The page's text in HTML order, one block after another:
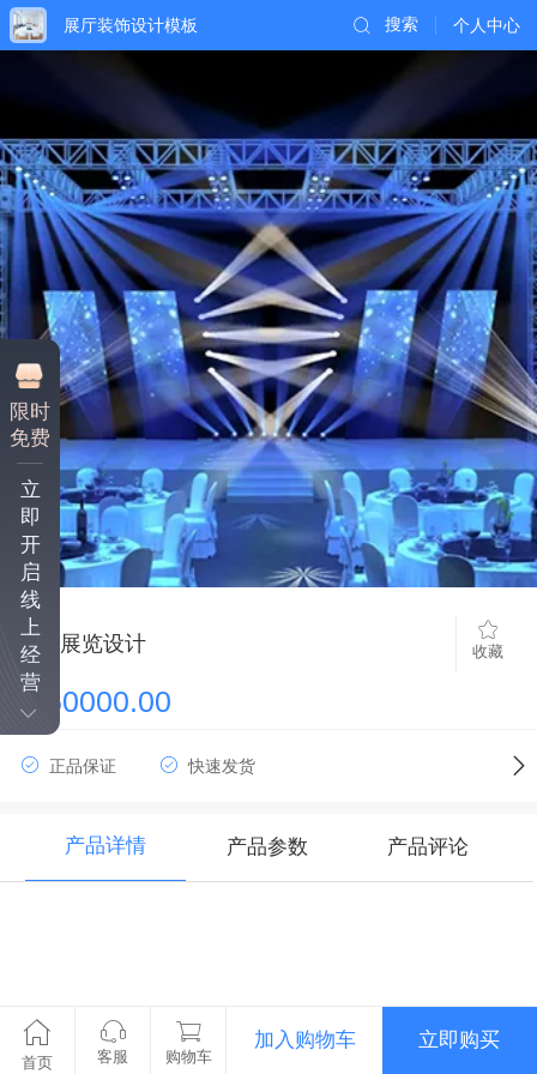
展厅装饰设计模板 个人中心
搜索
年会展览设计 收藏
￥50000.00
正品保证 快速发货
产品详情 产品参数 产品评论
首页 客服 购物车
加入购物车 立即购买
限时
免费
立
即
开
启
线
上
经
营